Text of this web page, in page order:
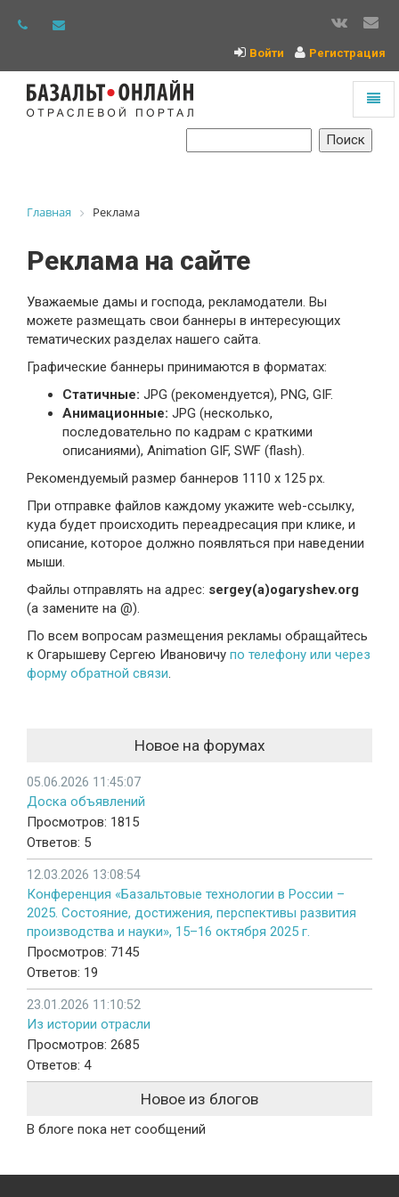
Войти Регистрация
Главная Реклама
Реклама на сайте
Уважаемые дамы и господа, рекламодатели. Вы
можете размещать свои баннеры в интересующих
тематических разделах нашего сайта.
Графические баннеры принимаются в форматах:
Статичные: JPG (рекомендуется), PNG, GIF.
Анимационные: JPG (несколько,
последовательно по кадрам с краткими
описаниями), Animation GIF, SWF (flash).
Рекомендуемый размер баннеров 1110 х 125 px.
При отправке файлов каждому укажите web-ссылку,
куда будет происходить переадресация при клике, и
описание, которое должно появляться при наведении
мыши.
Файлы отправлять на адрес: sergey(a)ogaryshev.org
(a замените на @).
По всем вопросам размещения рекламы обращайтесь
к Огарышеву Сергею Ивановичу по телефону или через
форму обратной связи
Новое на форумах
05.06.2026 11:45:07
Доска объявлений
Просмотров: 1815
Ответов: 5
12.03.2026 13:08:54
Конференция «Базальтовые технологии в России –
2025. Состояние, достижения, перспективы развития
производства и науки», 15–16 октября 2025 г.
Просмотров: 7145
Ответов: 19
23.01.2026 11:10:52
Из истории отрасли
Просмотров: 2685
Ответов: 4
Новое из блогов
В блоге пока нет сообщений